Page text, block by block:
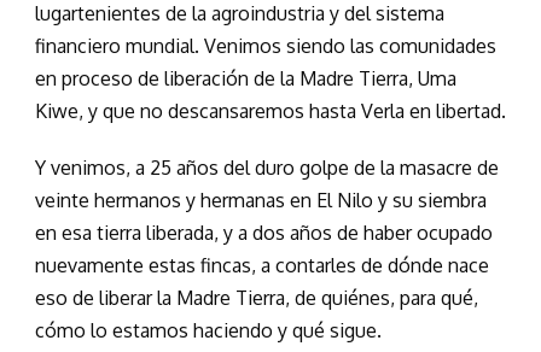
lugartenientes de la agroindustria y del sistema
financiero mundial. Venimos siendo las comunidades
en proceso de liberación de la Madre Tierra, Uma
Kiwe, y que no descansaremos hasta Verla en libertad.
Y venimos, a 25 años del duro golpe de la masacre de
veinte hermanos y hermanas en El Nilo y su siembra
en esa tierra liberada, y a dos años de haber ocupado
nuevamente estas fincas, a contarles de dónde nace
eso de liberar la Madre Tierra, de quiénes, para qué,
cómo lo estamos haciendo y qué sigue.